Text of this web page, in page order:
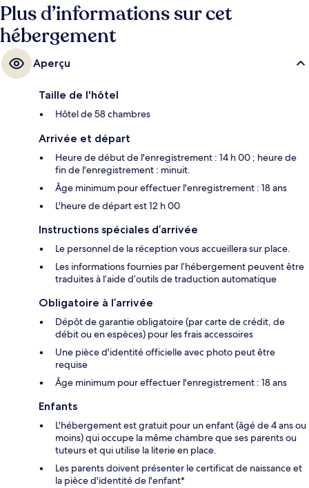
Plus d’informations sur cet
hébergement
Aperçu
Taille de l'hôtel
Hôtel de 58 chambres
Arrivée et départ
Heure de début de l'enregistrement : 14 h 00 ; heure de
fin de l'enregistrement : minuit.
Âge minimum pour effectuer l'enregistrement : 18 ans
L'heure de départ est 12 h 00
Instructions spéciales d’arrivée
Le personnel de la réception vous accueillera sur place.
Les informations fournies par l’hébergement peuvent être
traduites à l’aide d’outils de traduction automatique
Obligatoire à l’arrivée
Dépôt de garantie obligatoire (par carte de crédit, de
débit ou en espèces) pour les frais accessoires
Une pièce d'identité officielle avec photo peut être
requise
Âge minimum pour effectuer l'enregistrement : 18 ans
Enfants
L'hébergement est gratuit pour un enfant (âgé de 4 ans ou
moins) qui occupe la même chambre que ses parents ou
tuteurs et qui utilise la literie en place.
Les parents doivent présenter le certificat de naissance et
la pièce d'identité de l'enfant*